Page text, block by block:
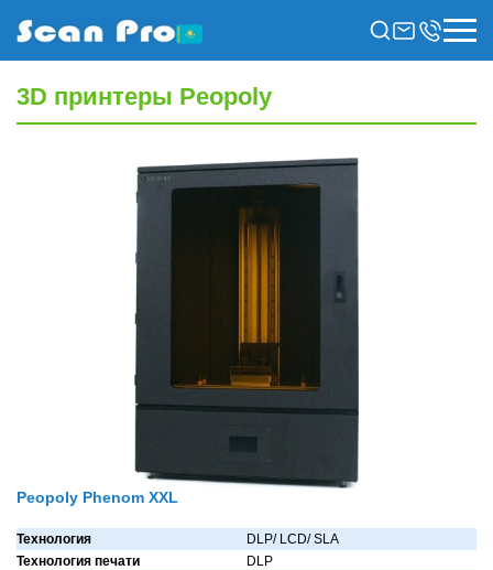
3D принтеры Peopoly
Peopoly Phenom XXL
Технология
DLP/ LCD/ SLA
Технология печати
DLP